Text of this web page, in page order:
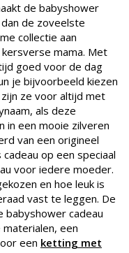
de babyshower
de zoveelste
collectie aan
mama. Met
goed voor de dag
je bijvoorbeeld kiezen
ze voor altijd met
als deze
in een mooie zilveren
van een origineel
op een speciaal
voor iedere moeder.
en hoe leuk is
vast te leggen. De
cadeau
een
een ketting met